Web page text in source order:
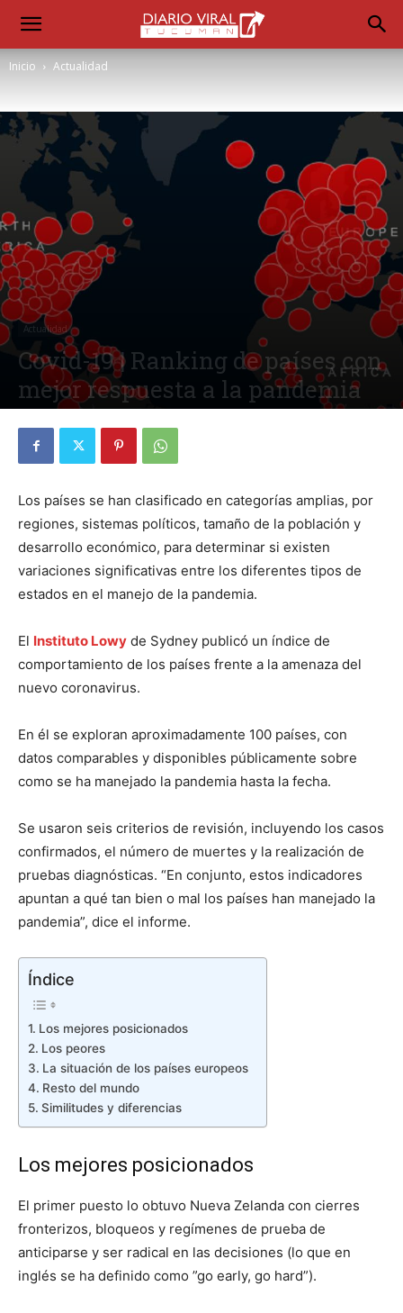
Inicio Actualidad
Actualidad
Covid-19 | Ranking de países con
mejor respuesta a la pandemia
Los países se han clasificado en categorías amplias, por
regiones, sistemas políticos, tamaño de la población y
desarrollo económico, para determinar si existen
variaciones significativas entre los diferentes tipos de
estados en el manejo de la pandemia.
El Instituto Lowy de Sydney publicó un índice de
comportamiento de los países frente a la amenaza del
nuevo coronavirus.
En él se exploran aproximadamente 100 países, con
datos comparables y disponibles públicamente sobre
como se ha manejado la pandemia hasta la fecha.
Se usaron seis criterios de revisión, incluyendo los casos
confirmados, el número de muertes y la realización de
pruebas diagnósticas. “En conjunto, estos indicadores
apuntan a qué tan bien o mal los países han manejado la
pandemia”, dice el informe.
Índice
Los mejores posicionados
Los peores
La situación de los países europeos
Resto del mundo
Similitudes y diferencias
Los mejores posicionados
El primer puesto lo obtuvo Nueva Zelanda con cierres
fronterizos, bloqueos y regímenes de prueba de
anticiparse y ser radical en las decisiones (lo que en
inglés se ha definido como ”go early, go hard”).